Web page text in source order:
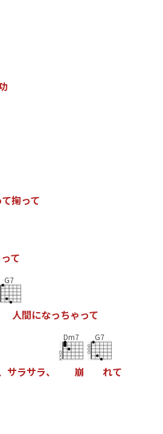
て掬って
って
G7
人間になっちゃって
サラサラ、
Dm7
崩
G7
れて